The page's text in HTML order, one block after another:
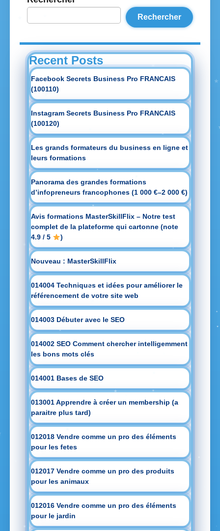
Rechercher
Recent Posts
Facebook Secrets Business Pro FRANCAIS
(100110)
Instagram Secrets Business Pro FRANCAIS
(100120)
Les grands formateurs du business en ligne et
leurs formations
Panorama des grandes formations
d’infopreneurs francophones (1 000 €–2 000 €)
Avis formations MasterSkillFlix – Notre test
complet de la plateforme qui cartonne (note
4.9 / 5
)
Nouveau : MasterSkillFlix
014004 Techniques et idées pour améliorer le
référencement de votre site web
014003 Débuter avec le SEO
014002 SEO Comment chercher intelligemment
les bons mots clés
014001 Bases de SEO
013001 Apprendre à créer un membership (a
paraitre plus tard)
012018 Vendre comme un pro des éléments
pour les fetes
012017 Vendre comme un pro des produits
pour les animaux
012016 Vendre comme un pro des éléments
pour le jardin